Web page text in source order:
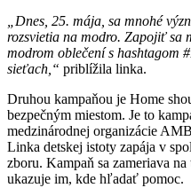
„Dnes, 25. mája, sa mnohé
rozsvietia na modro. Zapojiť sa
modrom oblečení s hashtagom
sieťach,“ priblížila linka.
Druhou kampaňou je Home
bezpečným miestom. Je to
medzinárodnej organizácie
Linka detskej istoty zapája v
zboru. Kampaň sa zameriava
ukazuje im, kde hľadať pomoc.